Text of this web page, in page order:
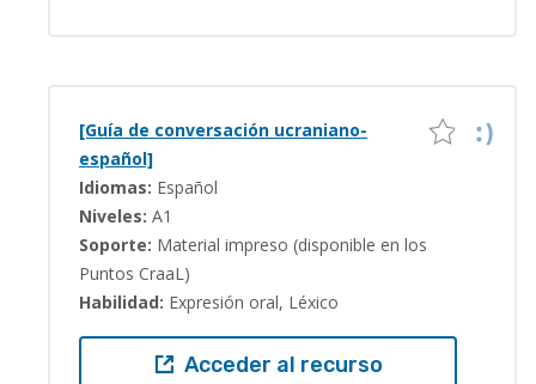
[Guía de conversación ucraniano-
español]
Idiomas: Español
Niveles: A1
Soporte: Material impreso (disponible en los
Puntos CraaL)
Habilidad: Expresión oral, Léxico
Acceder al recurso